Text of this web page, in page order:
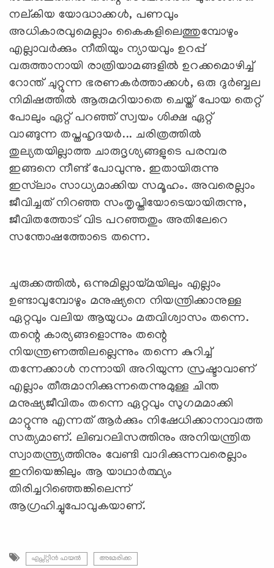
നല്കിയ യോദ്ധാക്കള്‍, പണവും
അധികാരവുമെല്ലാം കൈകളിലെത്തുമ്പോഴും
എല്ലാവര്‍ക്കും നീതിയും ന്യായവും ഉറപ്പ്
വരുത്താനായി രാത്രിയാമങ്ങളില്‍ ഉറക്കമൊഴിച്ച്
റോന്ത് ചുറ്റുന്ന ഭരണകര്‍ത്താക്കള്‍, ഒരു ദുര്‍ബ്ബല
നിമിഷത്തില്‍ ആരുമറിയാതെ ചെയ്ത് പോയ തെറ്റ്
പോലും ഏറ്റ് പറഞ്ഞ് സ്വയം ശിക്ഷ ഏറ്റ്
വാങ്ങുന്ന തപ്തഹൃദയര്‍... ചരിത്രത്തില്‍
തുല്യതയില്ലാത്ത ചാരുദൃശ്യങ്ങളുടെ പരമ്പര
ഇങ്ങനെ നീണ്ട് പോവുന്നു. ഇതായിരുന്നു
ഇസ്‍ലാം സാധ്യമാക്കിയ സമൂഹം. അവരെല്ലാം
ജീവിച്ചത് നിറഞ്ഞ സംതൃപ്തിയോടെയായിരുന്നു,
ജീവിതത്തോട് വിട പറഞ്ഞതും അതിലേറെ
സന്തോഷത്തോടെ തന്നെ.
ചുരുക്കത്തില്‍, ഒന്നുമില്ലായ്മയിലും എല്ലാം
ഉണ്ടാവുമ്പോഴും മനുഷ്യനെ നിയന്ത്രിക്കാനുള്ള
ഏറ്റവും വലിയ ആയുധം മതവിശ്വാസം തന്നെ.
തന്റെ കാര്യങ്ങളൊന്നും തന്റെ
നിയന്ത്രണത്തിലല്ലെന്നും തന്നെ കുറിച്ച്
തന്നേക്കാള്‍ നന്നായി അറിയുന്ന സ്രഷ്ടാവാണ്
എല്ലാം തീരുമാനിക്കുന്നതെന്നുമുള്ള ചിന്ത
മനുഷ്യജീവിതം തന്നെ ഏറ്റവും സുഗമമാക്കി
മാറ്റുന്നു എന്നത് ആര്‍ക്കും നിഷേധിക്കാനാവാത്ത
സത്യമാണ്. ലിബറലിസത്തിനും അനിയന്ത്രിത
സ്വാതന്ത്ര്യത്തിനും വേണ്ടി വാദിക്കുന്നവരെല്ലാം
ഇനിയെങ്കിലും ആ യാഥാര്‍ത്ഥ്യം
തിരിച്ചറിഞ്ഞെങ്കിലെന്ന്
ആഗ്രഹിച്ചുപോവുകയാണ്.
എപ്സ്റ്റീന്‍ ഫയൽ അമേരിക്ക